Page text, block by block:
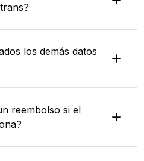
los demás datos
reembolso si el